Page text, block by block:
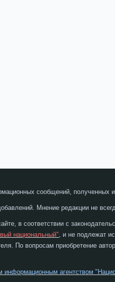
сообщений, полученных
Мнение редакции не
в соответствии с
национальный" , и не подлежат
По вопросам приобретение
информационным агентством